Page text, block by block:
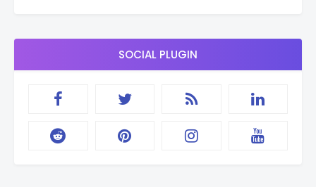
SOCIAL PLUGIN